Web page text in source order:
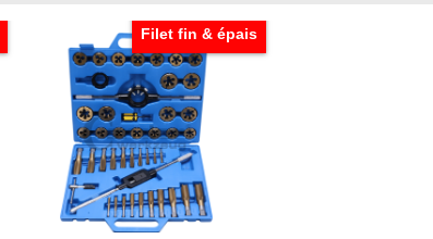
Filet fin & épais